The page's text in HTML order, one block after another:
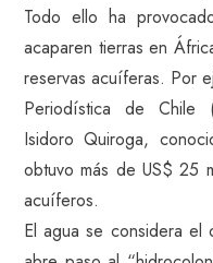
Todo ello ha
acaparen tierras en
reservas acuíferas. Por
Periodística de Chile
Isidoro Quiroga,
obtuvo más de US$ 25
acuíferos.
El agua se considera